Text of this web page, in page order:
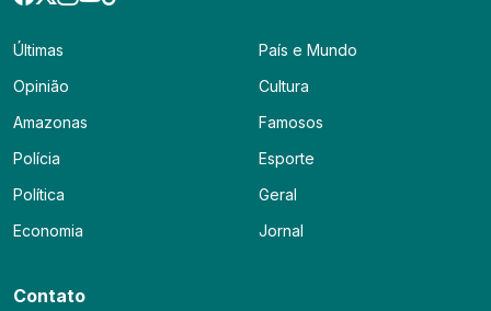
Últimas
Opinião
Amazonas
Polícia
Política
Economia
País e Mundo
Cultura
Famosos
Esporte
Geral
Jornal
Contato